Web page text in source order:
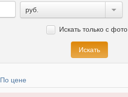
руб.
Искать только с фото
По цене